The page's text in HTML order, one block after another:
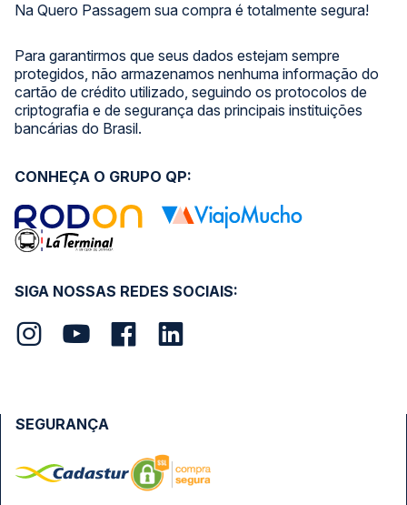
Na Quero Passagem sua compra é totalmente segura!
Para garantirmos que seus dados estejam sempre
protegidos, não armazenamos nenhuma informação do
cartão de crédito utilizado, seguindo os protocolos de
criptografia e de segurança das principais instituições
bancárias do Brasil.
SIGA NOSSAS REDES SOCIAIS:
CONHEÇA O GRUPO QP:
SEGURANÇA